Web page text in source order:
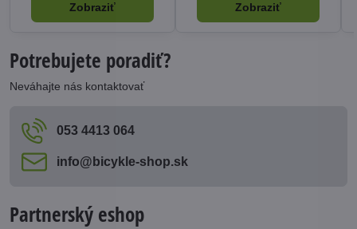
Zobraziť Zobraziť
Potrebujete poradiť?
Neváhajte nás kontaktovať
053 4413 064
info​@bicykle-shop​.sk
Partnerský eshop